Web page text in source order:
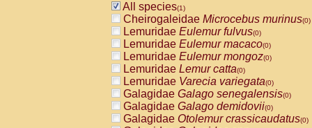
All species(1)
Cheirogaleidae Microcebus murinus(0)
Lemuridae Eulemur fulvus(0)
Lemuridae Eulemur macaco(0)
Lemuridae Eulemur mongoz(0)
Lemuridae Lemur catta(0)
Lemuridae Varecia variegata(0)
Galagidae Galago senegalensis(0)
Galagidae Galago demidovii(0)
Galagidae Otolemur crassicaudatus(0)